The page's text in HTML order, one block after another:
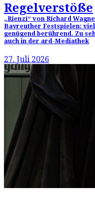
Regelverstöße
„Rienzi“ von Richard
Bayreuther Festspielen:
genügend berührend. Zu
auch in der ard-Mediathek
27. Juli 2026